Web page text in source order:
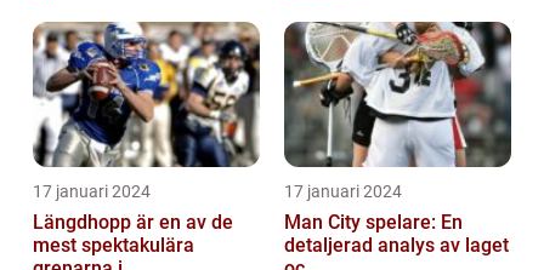
17 januari 2024
Längdhopp är en av de
mest spektakulära
17 januari 2024
Man City spelare: En
detaljerad analys av laget